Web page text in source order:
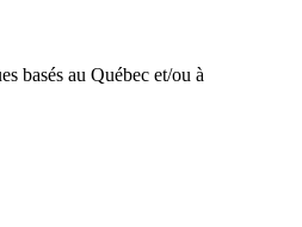
basés au Québec et/ou à